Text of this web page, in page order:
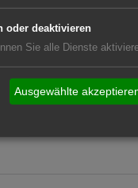
oder deaktivieren
Sie alle Dienste
Ausgewählte